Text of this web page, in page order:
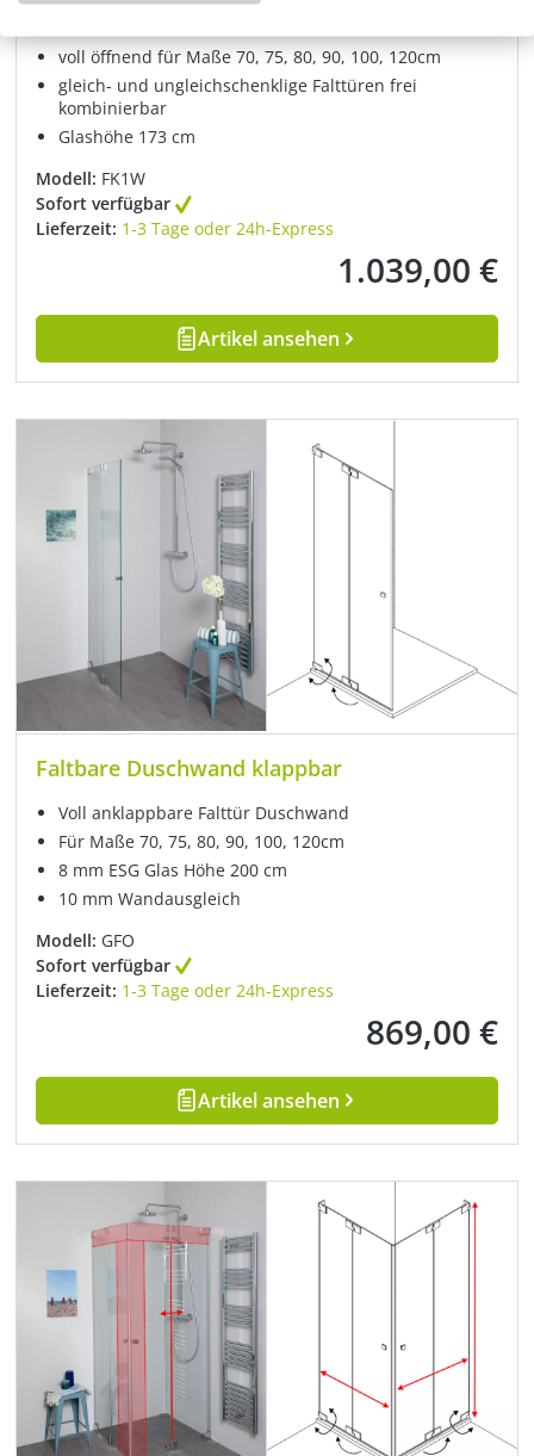
voll öffnend für Maße 70, 75, 80, 90, 100, 120cm
gleich- und ungleichschenklige Falttüren frei
kombinierbar
Glashöhe 173 cm
Modell: FK1W
Sofort verfügbar
Lieferzeit: 1-3 Tage oder 24h-Express
Regulärer Preis:
1.039,00 €
Artikel ansehen
Faltbare Duschwand klappbar
Voll anklappbare Falttür Duschwand
Für Maße 70, 75, 80, 90, 100, 120cm
8 mm ESG Glas Höhe 200 cm
10 mm Wandausgleich
Modell: GFO
Sofort verfügbar
Lieferzeit: 1-3 Tage oder 24h-Express
Regulärer Preis:
869,00 €
Artikel ansehen